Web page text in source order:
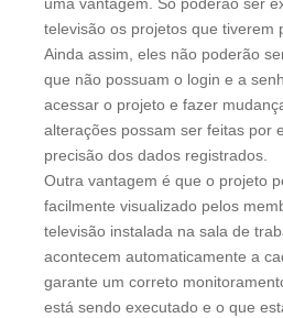
uma vantagem. Só poderão ser
televisão os projetos que tiverem
Ainda assim, eles não poderão
que não possuam o login e a
acessar o projeto e fazer
alterações possam ser feitas por
precisão dos dados registrados.
Outra vantagem é que o projeto
facilmente visualizado pelos
televisão instalada na sala de
acontecem automaticamente a
garante um correto
está sendo executado e o que